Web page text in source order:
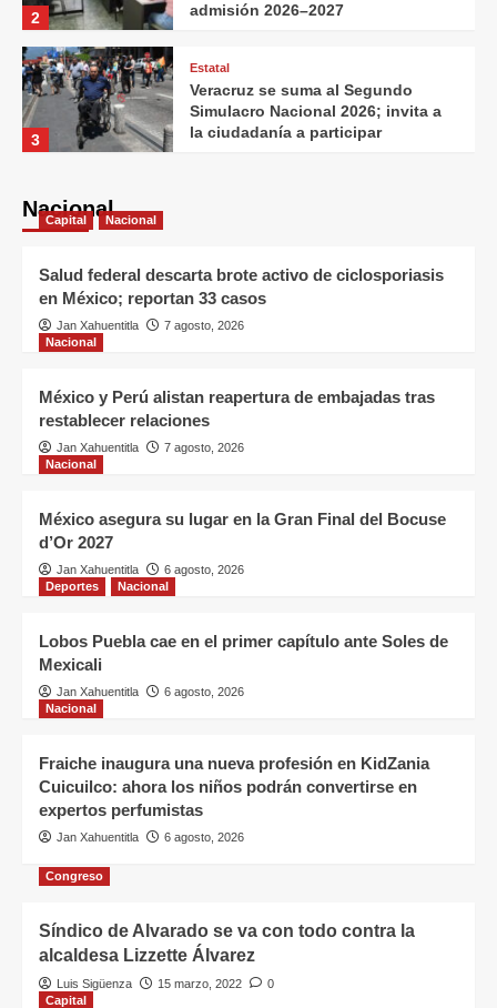
2
admisión 2026–2027
3
Estatal
Veracruz se suma al Segundo
Simulacro Nacional 2026; invita a
la ciudadanía a participar
Caribe: COMETUR
Tensiones geopolíticas frenan la
Listo el operativo de seguridad
Escuelas normales reciben
Veracruz se suma al Segundo
4
Estatal
Creación de Escuela Veracruzana
de Servicios Turísticos ayudará a
5
Estatal
Tensiones geopolíticas frenan la
competitividad del transporte
marítimo mexicano: CAMEINTRAM
Nacional
Capital Nacional
Salud federal descarta brote activo de ciclosporiasis
en México; reportan 33 casos
Jan Xahuentitla
7 agosto, 2026
Nacional
México y Perú alistan reapertura de embajadas tras
restablecer relaciones
Jan Xahuentitla
7 agosto, 2026
Nacional
México asegura su lugar en la Gran Final del Bocuse
d’Or 2027
Jan Xahuentitla
6 agosto, 2026
Deportes
Nacional
Lobos Puebla cae en el primer capítulo ante Soles de
Mexicali
Jan Xahuentitla
6 agosto, 2026
Nacional
Fraiche inaugura una nueva profesión en KidZania
Cuicuilco: ahora los niños podrán convertirse en
expertos perfumistas
Jan Xahuentitla 6 agosto, 2026
Congreso
Síndico de Alvarado se va con todo contra la
alcaldesa Lizzette Álvarez
Luis Sigüenza 15 marzo, 2022
0
Capital